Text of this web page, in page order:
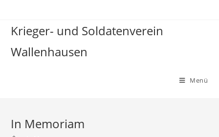
Krieger- und Soldatenverein
Wallenhausen
Menü
In Memoriam